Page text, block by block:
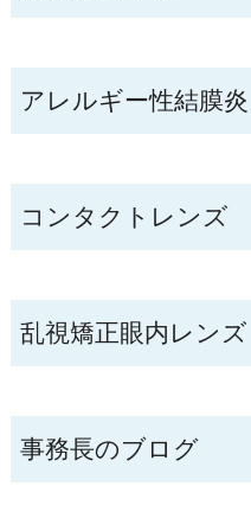
アレルギー性結膜炎
コンタクトレンズ
乱視矯正眼内レンズ
事務長のブログ